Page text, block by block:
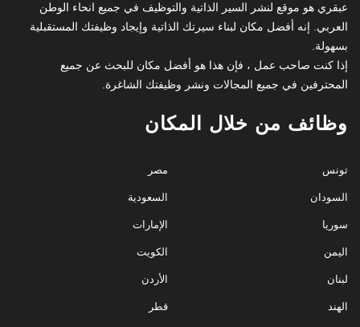
عبقري هو موقع لنشر السير الذاتية والتوظيف في جميع انحاء الوطن
العربي. إنه أفضل مكان لبناء سيرتك الذاتية وإيجاد وظيفتك المستقبلية
بسهولة.
إذا كنت صاحب عمل ، فإن هذا هو أفضل مكان للبحث عن جميع
المحترفين في جميع المجالات ونشر وظيفتك الشاغرة.
وظائف من خلال المكان
مصر
السعودية
الإمارات
الكويت
الأردن
قطر
تونس
السودان
سوريا
اليمن
لبنان
الهند